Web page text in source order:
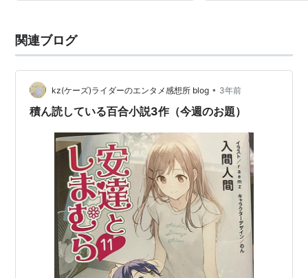
庫)
作者:入間人間,左
ークス
発売日:
2008/04/10
メディア:文庫
: 5人クリック: 71回
この商品を含むブログ (103件) を見る
嘘つきみーくんと壊れたまーちゃ
ん〈5〉欲望の主柱は絆 (電撃文
庫)
関連ブログ
kz(ケーズ)ライダーのエンタメ感想所 blog • 3年前
積ん読している百合小説3作（今週のお題）